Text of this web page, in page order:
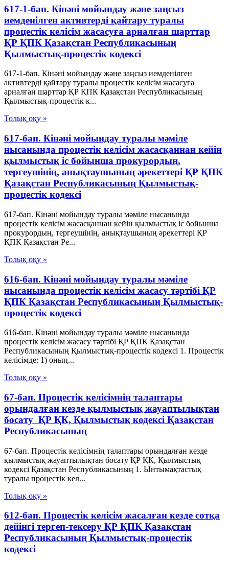
617-1-бап. Кінәні мойындау және заңсыз
иемденілген активтерді қайтару туралы
процестік келісім жасасуға арналған шарттар
ҚР ҚПК Қазақстан Республикасының
Қылмыстық-процестік кодексi
617-1-бап. Кінәні мойындау және заңсыз иемденілген
активтерді қайтару туралы процестік келісім жасасуға
арналған шарттар ҚР ҚПК Қазақстан Республикасының
Қылмыстық-процестік к...
Толық оқу »
617-бап. Кінәні мойындау туралы мәміле
нысанында процестік келісім жасасқаннан кейін
қылмыстық іс бойынша прокурордың,
тергеушінің, анықтаушының әрекеттері ҚР ҚПК
Қазақстан Республикасының Қылмыстық-
процестік кодексi
617-бап. Кінәні мойындау туралы мәміле нысанында
процестік келісім жасасқаннан кейін қылмыстық іс бойынша
прокурордың, тергеушінің, анықтаушының әрекеттері ҚР
ҚПК Қазақстан Ре...
Толық оқу »
616-бап. Кінәні мойындау туралы мәміле
нысанында процестік келісім жасасу тәртібі ҚР
ҚПК Қазақстан Республикасының Қылмыстық-
процестік кодексi
616-бап. Кінәні мойындау туралы мәміле нысанында
процестік келісім жасасу тәртібі ҚР ҚПК Қазақстан
Республикасының Қылмыстық-процестік кодексi 1. Процестік
келісімде: 1) оның...
Толық оқу »
67-бап. Процестік келісімнің талаптары
орындалған кезде қылмыстық жауаптылықтан
босату ҚР ҚК, Қылмыстық кодексi Қазақстан
Республикасының
67-бап. Процестік келісімнің талаптары орындалған кезде
қылмыстық жауаптылықтан босату ҚР ҚК, Қылмыстық
кодексi Қазақстан Республикасының 1. Ынтымақтастық
туралы процестік кел...
Толық оқу »
612-бап. Процестік келісім жасалған кезде сотқа
дейінгі тергеп-тексеру ҚР ҚПК Қазақстан
Республикасының Қылмыстық-процестік
кодексi